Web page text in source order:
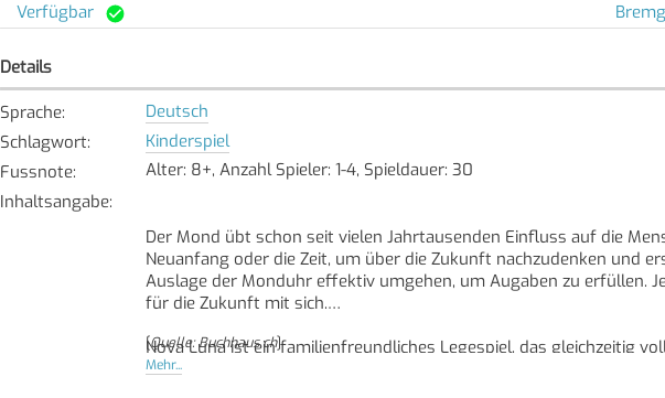
Verfügbar
Details
Sprache:
Deutsch
Schlagwort:
Kinderspiel
Fussnote:
Alter: 8+, Anzahl Spieler: 1-4, Spieldauer: 30
Inhaltsangabe:
Der Mond übt schon seit vielen Jahrtausenden Einfluss auf die
Neuanfang oder die Zeit, um über die Zukunft nachzudenken und
Auslage der Monduhr effektiv umgehen, um Augaben zu erfüllen.
für die Zukunft mit sich.
Nova Luna ist ein familienfreundliches Legespiel, das gleichzeitig
macht das Spiel auch alleine spielbar.
[Quelle: Buchhaus.ch]
Mehr...